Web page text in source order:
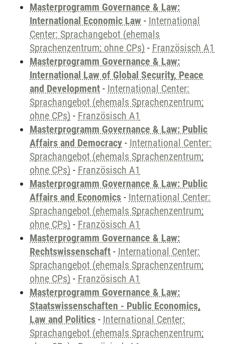
Masterprogramm Governance & Law:
International Economic Law - International
Center: Sprachangebot (ehemals
Sprachenzentrum; ohne CPs) - Französisch A1
Masterprogramm Governance & Law:
International Law of Global Security, Peace
and Development - International Center:
Sprachangebot (ehemals Sprachenzentrum;
ohne CPs) - Französisch A1
Masterprogramm Governance & Law: Public
Affairs and Democracy - International Center:
Sprachangebot (ehemals Sprachenzentrum;
ohne CPs) - Französisch A1
Masterprogramm Governance & Law: Public
Affairs and Economics - International Center:
Sprachangebot (ehemals Sprachenzentrum;
ohne CPs) - Französisch A1
Masterprogramm Governance & Law:
Rechtswissenschaft - International Center:
Sprachangebot (ehemals Sprachenzentrum;
ohne CPs) - Französisch A1
Masterprogramm Governance & Law:
Staatswissenschaften - Public Economics,
Law and Politics - International Center:
Sprachangebot (ehemals Sprachenzentrum;